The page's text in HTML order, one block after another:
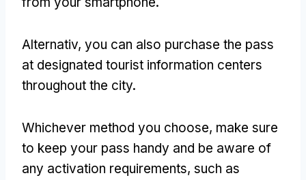
Alternativ, you can also purchase the pass
at designated tourist information centers
throughout the city.
Whichever method you choose, make sure
to keep your pass handy and be aware of
any activation requirements, such as